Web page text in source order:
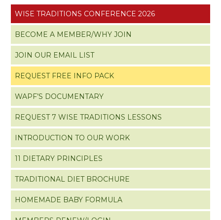
WISE TRADITIONS CONFERENCE 2026
BECOME A MEMBER/WHY JOIN
JOIN OUR EMAIL LIST
REQUEST FREE INFO PACK
WAPF’S DOCUMENTARY
REQUEST 7 WISE TRADITIONS LESSONS
INTRODUCTION TO OUR WORK
11 DIETARY PRINCIPLES
TRADITIONAL DIET BROCHURE
HOMEMADE BABY FORMULA